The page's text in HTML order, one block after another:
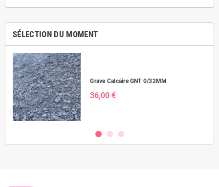
SÉLECTION DU MOMENT
Grave Calcaire GNT 0/32MM
36,00 €